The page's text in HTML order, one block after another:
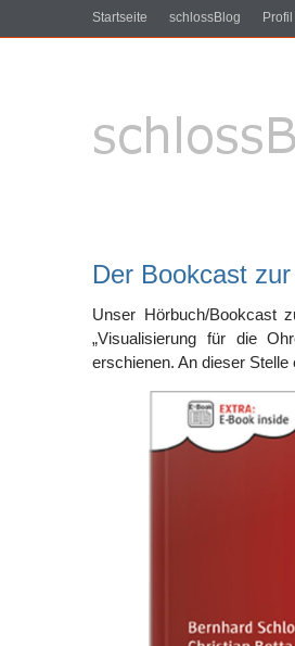
Startseite schlossBlog Profil
Der Bookcast
Unser Hörbuch/Bookcast
„Visualisierung für die
erschienen. An dieser